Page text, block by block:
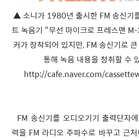
▲소니가 1980년 출시한 FM 송신기
트 녹음기 “무선 마이크로 프레스맨
커가 장착되어 있지만, FM 송신기로
통해 녹음 내용을 청취할 수
http://cafe.naver.com/
FM 송신기를 오디오기기 출력단자
력을 FM 라디오 주파수로 바꾸고 근